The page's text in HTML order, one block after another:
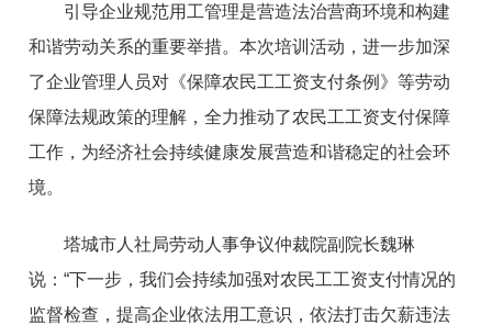
引导企业规范用工管理是营造法治营商环境和构建
和谐劳动关系的重要举措。本次培训活动，进一步加深
了企业管理人员对《保障农民工工资支付条例》等劳动
保障法规政策的理解，全力推动了农民工工资支付保障
工作，为经济社会持续健康发展营造和谐稳定的社会环
境。
塔城市人社局劳动人事争议仲裁院副院长魏琳
说：“下一步，我们会持续加强对农民工工资支付情况的
监督检查，提高企业依法用工意识，依法打击欠薪违法